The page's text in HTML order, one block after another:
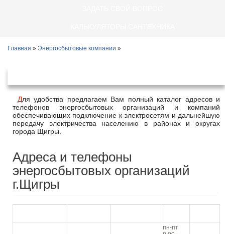
Главная » Энергосбытовые компании »
Для удобства предлагаем Вам полный каталог адресов и
телефонов энергосбытовых организаций и компаний
обеспечивающих подключение к электросетям и дальнейшую
передачу электричества населению в районах и округах
города Щигры.
Адреса и телефоны
энергосбытовых организаций
г.Щигры
пн-пт